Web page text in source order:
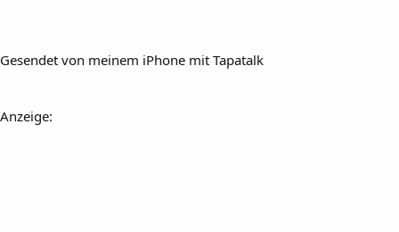
Gesendet von meinem iPhone mit Tapatalk
Anzeige: